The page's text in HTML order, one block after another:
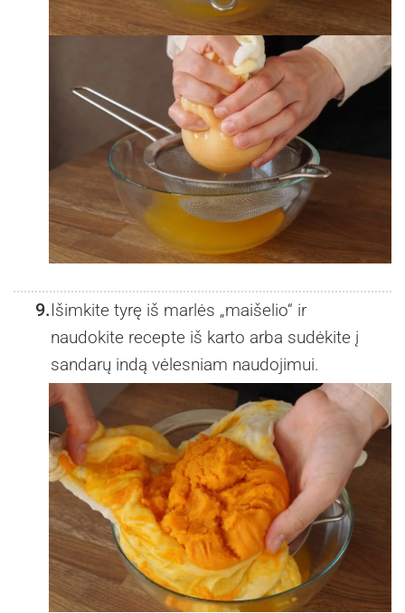
9.Išimkite tyrę iš marlės „maišelio“ ir
naudokite recepte iš karto arba sudėkite į
sandarų indą vėlesniam naudojimui.